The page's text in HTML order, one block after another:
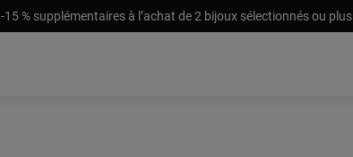
-15 % supplémentaires à l’achat de 2 bijoux sélectionnés ou plus